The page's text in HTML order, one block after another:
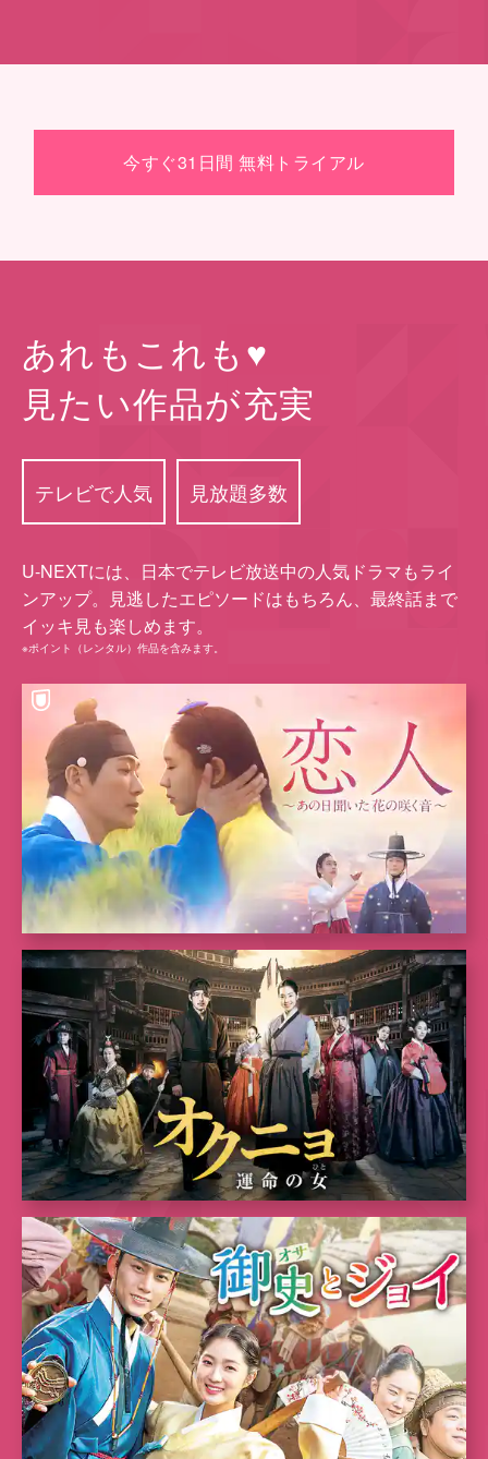
今すぐ31日間 無料トライアル
あれもこれも♥
⾒たい作品が充実
テレビで人気 見放題多数
U-NEXTには、⽇本でテレビ放送中の⼈気ドラマもライ
ンアップ。⾒逃したエピソードはもちろん、最終話まで
イッキ⾒も楽しめます。
※ポイント（レンタル）作品を含みます。